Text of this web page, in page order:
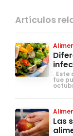
Artículos
.
fue
Las